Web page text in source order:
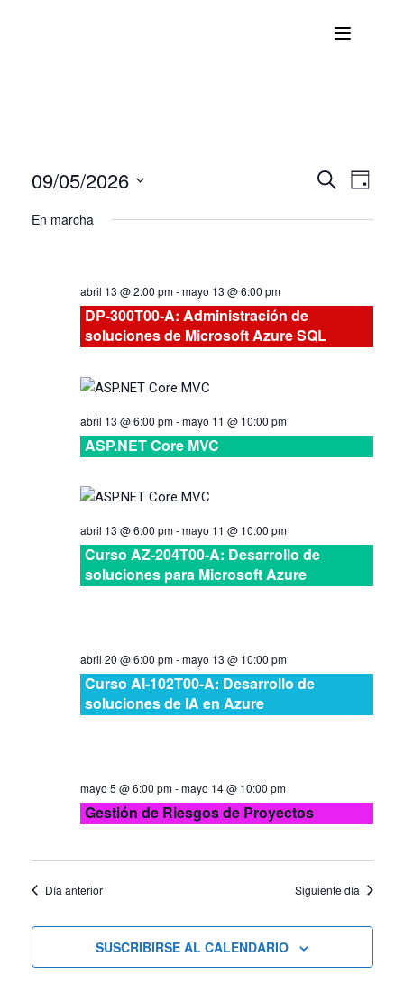
de
y
Cursos
BUSCAR
de
DÍA
09/05/2026
fecha.
En marcha
abril 13 @ 2:00 pm-mayo 13 @ 6:00 pm
DP-300T00-A: Administración de
soluciones de Microsoft Azure SQL
abril 13 @ 6:00 pm-mayo 11 @ 10:00 pm
ASP.NET Core MVC
abril 13 @ 6:00 pm-mayo 11 @ 10:00 pm
Curso AZ-204T00-A: Desarrollo de
soluciones para Microsoft Azure
abril 20 @ 6:00 pm-mayo 13 @ 10:00 pm
Curso AI-102T00-A: Desarrollo de
soluciones de IA en Azure
mayo 5 @ 6:00 pm-mayo 14 @ 10:00 pm
Gestión de Riesgos de Proyectos
Día anterior Siguiente día
SUSCRIBIRSE AL CALENDARIO